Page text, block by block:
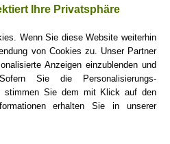
Ihre Privatsphäre
Wenn Sie diese Website weiterhin
von Cookies zu. Unser Partner
Anzeigen einzublenden und
Sie die Personalisierungs-
stimmen Sie dem mit Klick auf den
erhalten Sie in unserer